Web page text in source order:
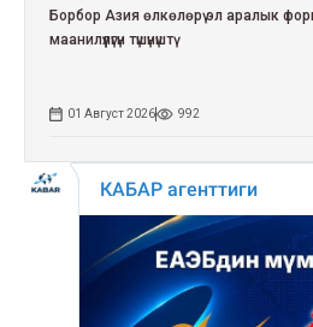
Борбор Азия өлкөлөрү эл аралык
маанилүүлүгүн түшүнүштү
01 Август 2026 992